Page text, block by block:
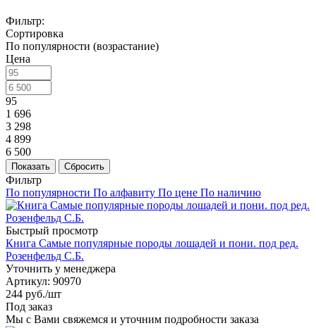
Фильтр:
Сортировка
По популярности (возрастание)
Цена
95
1 696
3 298
4 899
6 500
Показать Сбросить
Фильтр
По популярности По алфавиту По цене По наличию
Быстрый просмотр
Книга Самые популярные породы лошадей и пони. под ред.
Розенфельд С.Б.
Уточнить у менеджера
Артикул: 90970
244 руб./шт
Под заказ
Мы с Вами свяжемся и уточним подробности заказа